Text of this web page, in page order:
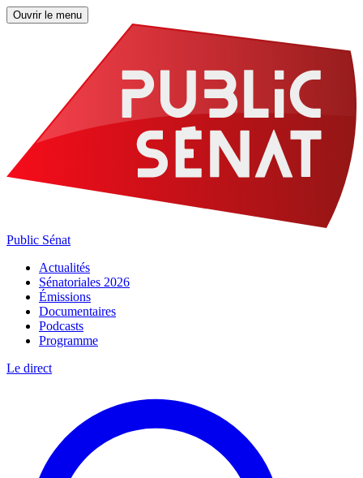
Ouvrir le menu
Public Sénat
Actualités
Sénatoriales 2026
Émissions
Documentaires
Podcasts
Programme
Le direct